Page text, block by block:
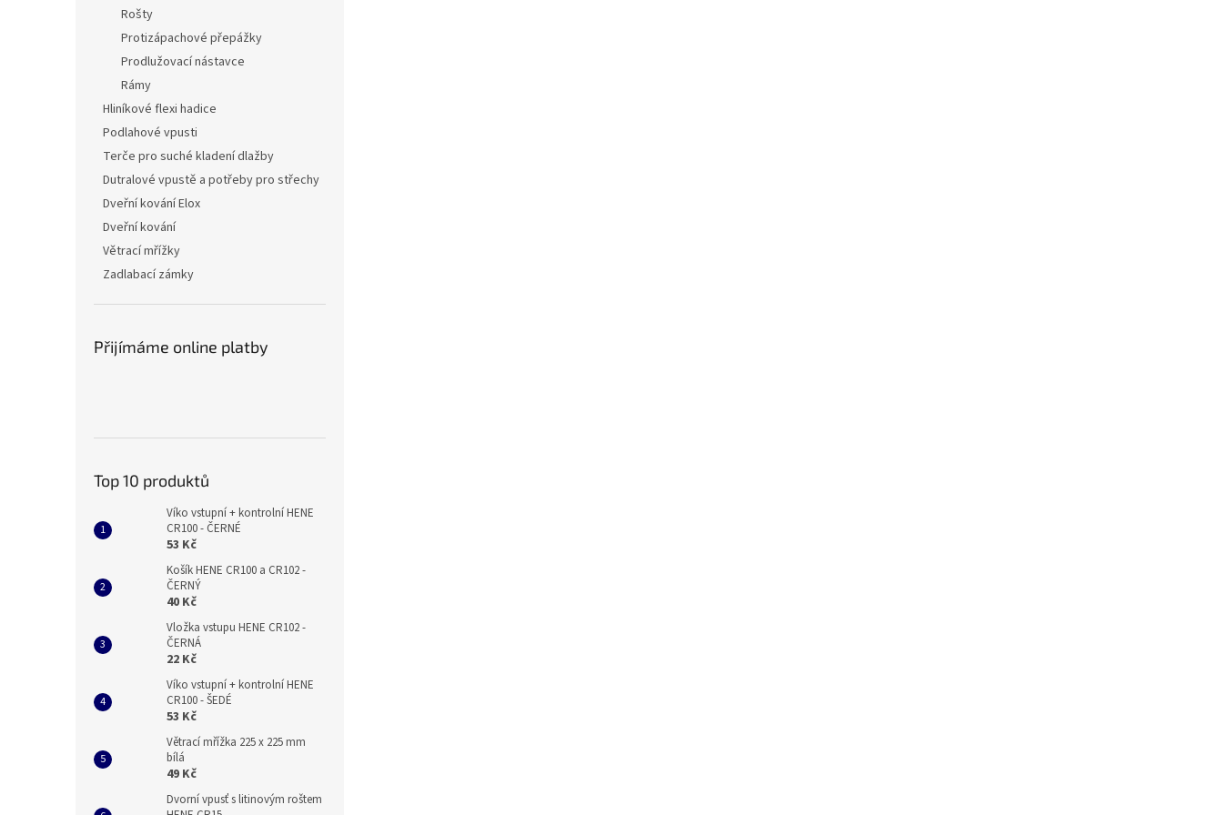
Rošty
Protizápachové přepážky
Prodlužovací nástavce
Rámy
Hliníkové flexi hadice
Podlahové vpusti
Terče pro suché kladení dlažby
Dutralové vpustě a potřeby pro střechy
Dveřní kování Elox
Dveřní kování
Větrací mřížky
Zadlabací zámky
Přijímáme online platby
Top 10 produktů
Víko vstupní + kontrolní HENE
CR100 - ČERNÉ
53 Kč
Košík HENE CR100 a CR102 -
ČERNÝ
40 Kč
Vložka vstupu HENE CR102 -
ČERNÁ
22 Kč
Víko vstupní + kontrolní HENE
CR100 - ŠEDÉ
53 Kč
Větrací mřížka 225 x 225 mm
bílá
49 Kč
Dvorní vpusť s litinovým roštem